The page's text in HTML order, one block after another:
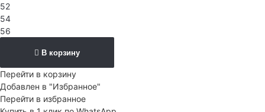
52
54
56
В корзину
Перейти в корзину
Добавлен в "Избранное"
Перейти в избранное